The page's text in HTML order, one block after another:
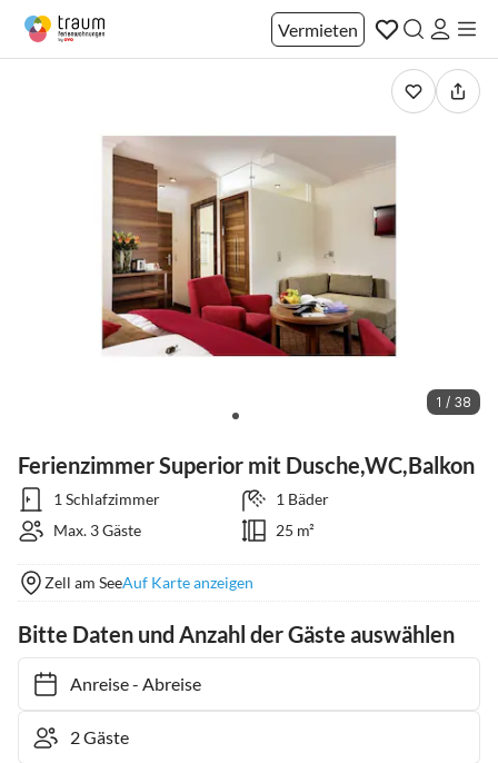
Vermieten
1 / 38
Ferienzimmer Superior mit Dusche,WC,Balkon
1 Schlafzimmer
1 Bäder
Max. 3 Gäste
25 m²
Zell am SeeAuf Karte anzeigen
Bitte Daten und Anzahl der Gäste auswählen
Anreise- Abreise